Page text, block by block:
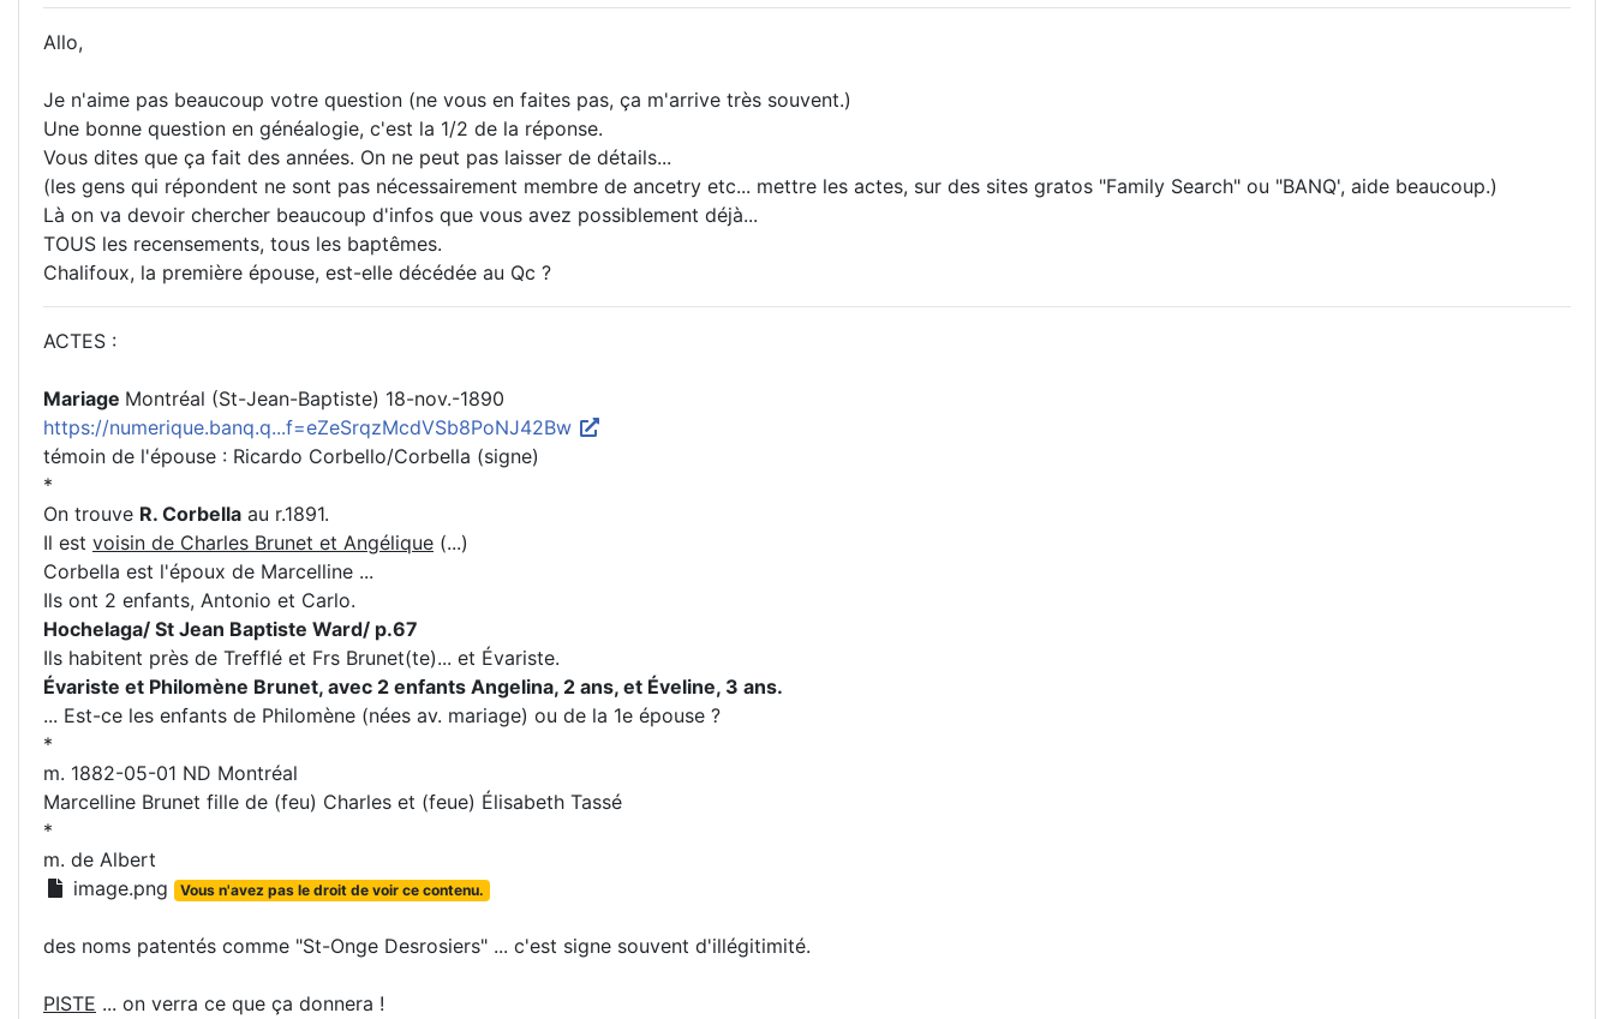
Allo,
Je n'aime pas beaucoup votre question (ne vous en faites pas, ça m'arrive très souvent.)
Une bonne question en généalogie, c'est la 1/2 de la réponse.
Vous dites que ça fait des années. On ne peut pas laisser de détails...
(les gens qui répondent ne sont pas nécessairement membre de ancetry etc... mettre les actes, sur des sites gratos "Family Search" ou "BANQ', aide beaucoup.)
Là on va devoir chercher beaucoup d'infos que vous avez possiblement déjà...
TOUS les recensements, tous les baptêmes.
Chalifoux, la première épouse, est-elle décédée au Qc ?
ACTES :
Mariage Montréal (St-Jean-Baptiste) 18-nov.-1890
https://numerique.banq.q...f=eZeSrqzMcdVSb8PoNJ42Bw
témoin de l'épouse : Ricardo Corbello/Corbella (signe)
*
On trouve R. Corbella au r.1891.
Il est voisin de Charles Brunet et Angélique (...)
Corbella est l'époux de Marcelline ...
Ils ont 2 enfants, Antonio et Carlo.
Hochelaga/ St Jean Baptiste Ward/ p.67
Ils habitent près de Trefflé et Frs Brunet(te)... et Évariste.
Évariste et Philomène Brunet, avec 2 enfants Angelina, 2 ans, et Éveline, 3 ans.
... Est-ce les enfants de Philomène (nées av. mariage) ou de la 1e épouse ?
*
m. 1882-05-01 ND Montréal
Marcelline Brunet fille de (feu) Charles et (feue) Élisabeth Tassé
*
m. de Albert
image.png
Vous n'avez pas le droit de voir ce contenu.
des noms patentés comme "St-Onge Desrosiers" ... c'est signe souvent d'illégitimité.
PISTE ... on verra ce que ça donnera !